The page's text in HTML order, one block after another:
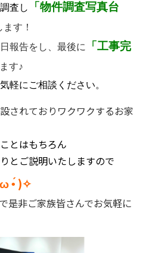
査し
「物件調査写真台
す！
報告をし、最後に
「工事完
す♪
軽にご相談ください。
されておりワクワクするお家
とはもちろん
とご説明いたしますので
•́ )✧
是非ご家族皆さんでお気軽に